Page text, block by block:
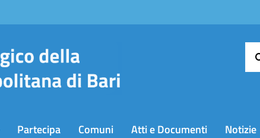
Partecipa Comuni Atti e Documenti Notizie